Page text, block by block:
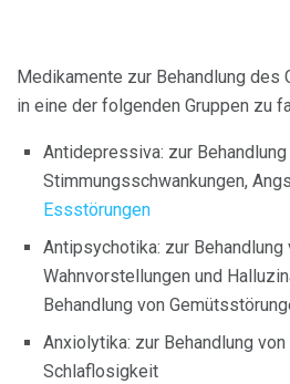
Medikamente zur Behandlung des
in eine der folgenden Gruppen zu
Antidepressiva: zur Behandlung
Stimmungsschwankungen,
Essstörungen
Antipsychotika: zur
Wahnvorstellungen und
Behandlung von
Anxiolytika: zur Behandlung
Schlaflosigkeit